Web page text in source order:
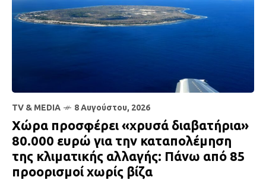
TV & MEDIA 8 Αυγούστου, 2026
Χώρα προσφέρει «χρυσά διαβατήρια»
80.000 ευρώ για την καταπολέμηση
της κλιματικής αλλαγής: Πάνω από 85
προορισμοί χωρίς βίζα